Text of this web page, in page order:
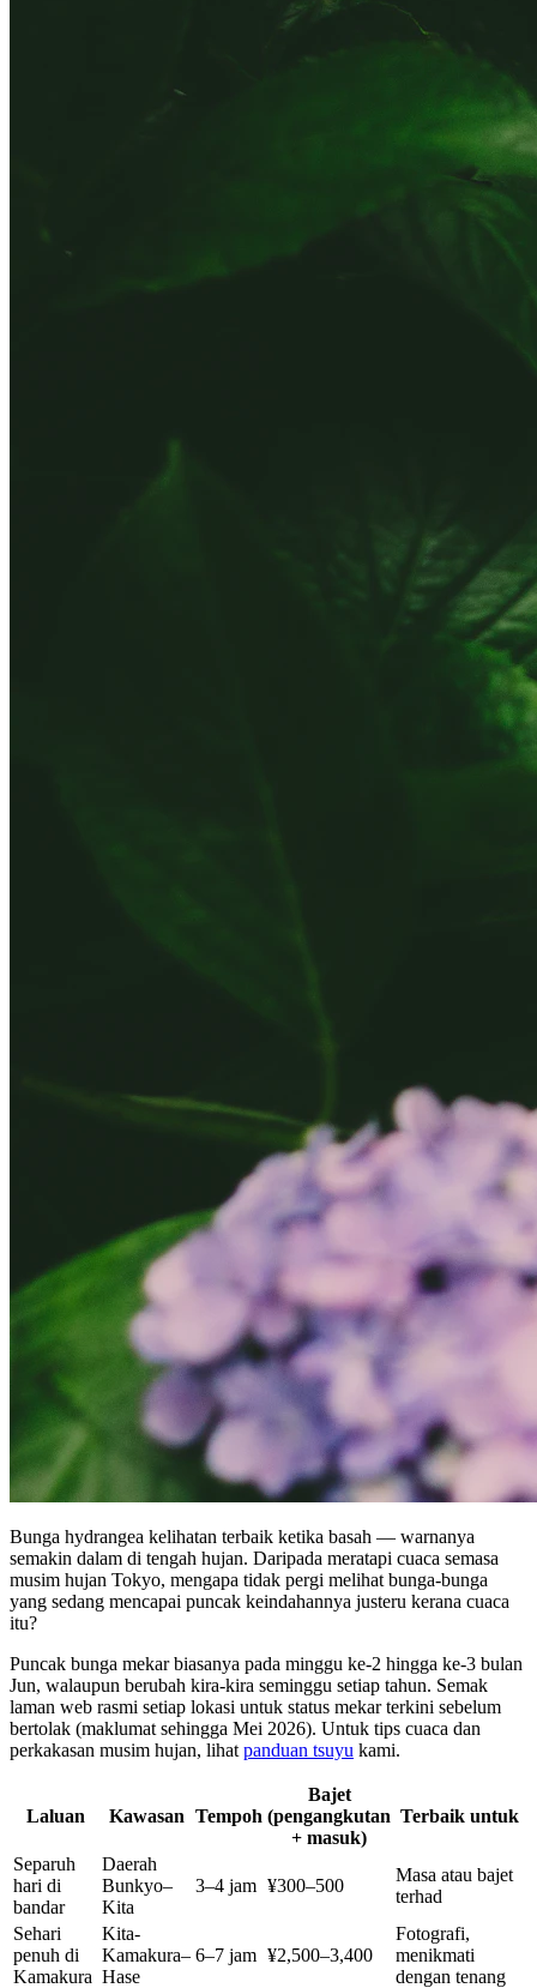
Bunga hydrangea kelihatan terbaik ketika basah — warnanya
semakin dalam di tengah hujan. Daripada meratapi cuaca semasa
musim hujan Tokyo, mengapa tidak pergi melihat bunga-bunga
yang sedang mencapai puncak keindahannya justeru kerana cuaca
itu?
Puncak bunga mekar biasanya pada minggu ke-2 hingga ke-3 bulan
Jun, walaupun berubah kira-kira seminggu setiap tahun. Semak
laman web rasmi setiap lokasi untuk status mekar terkini sebelum
bertolak (maklumat sehingga Mei 2026). Untuk tips cuaca dan
perkakasan musim hujan, lihat panduan tsuyu kami.
Laluan Kawasan Tempoh
Bajet
(pengangkutan
+ masuk)
Terbaik untuk
Separuh
hari di
bandar
Daerah
Bunkyo–
Kita
3–4 jam ¥300–500
Masa atau bajet
terhad
Sehari
penuh di
Kamakura
Kita-
Kamakura–
Hase
6–7 jam ¥2,500–3,400
Fotografi,
menikmati
dengan tenang